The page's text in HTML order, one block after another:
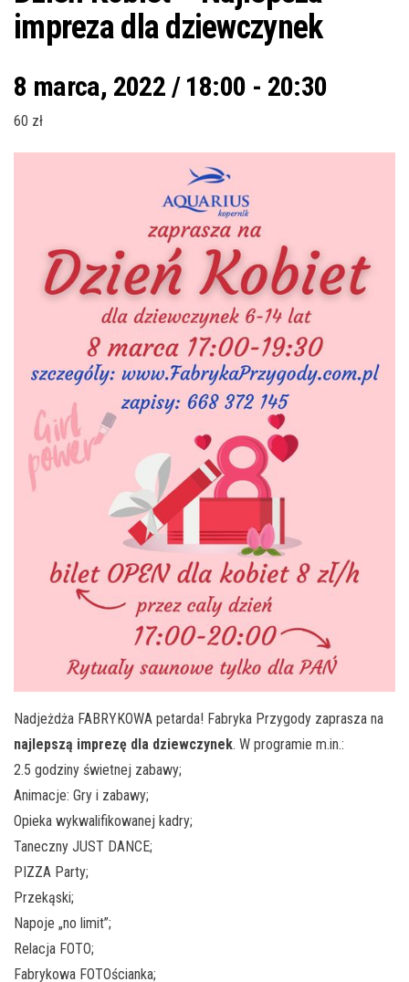
impreza dla dziewczynek
8 marca, 2022 / 18:00 - 20:30
60 zł
Nadjeżdża FABRYKOWA petarda! Fabryka Przygody zaprasza na
najlepszą imprezę dla dziewczynek. W programie m.in.:
2.5 godziny świetnej zabawy;
Animacje: Gry i zabawy;
Opieka wykwalifikowanej kadry;
Taneczny JUST DANCE;
PIZZA Party;
Przekąski;
Napoje „no limit”;
Relacja FOTO;
Fabrykowa FOTOścianka;